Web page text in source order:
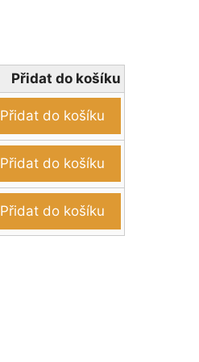
Přidat do košíku
Přidat do košíku
Přidat do košíku
Přidat do košíku